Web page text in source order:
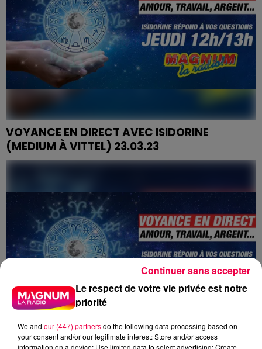
VOYANCE EN DIRECT AVEC ISIDORINE
(MEDIUM À VITTEL) 23.03.23
Le respect de votre vie privée est notre
priorité
We and our (447) partnersdo the following data processing based on
your consent and/or our legitimate interest: Store and/or access
information on a device; Use limited data to select advertising; Create
Continuer sans accepter